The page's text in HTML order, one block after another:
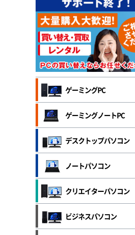
ゲーミングPC
ゲーミングノートPC
デスクトップパソコン
ノートパソコン
クリエイターパソコン
ビジネスパソコン